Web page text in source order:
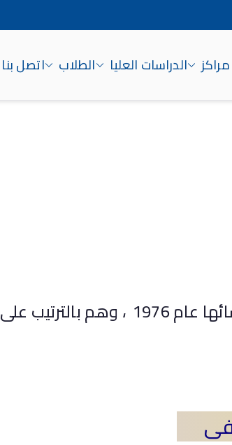
الدراسات العليا الطلاب اتصل بنا
تولى عمادة كلية الآداب بسوهاج عدداً من الأساتذة من أبناء الكلية منذ إنشائها عام 1976 ، وهم بالترتيب على